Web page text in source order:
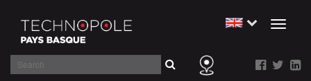
Toggle
Search